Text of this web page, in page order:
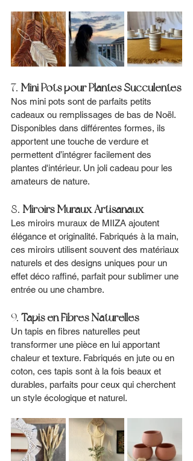
7. Mini Pots pour Plantes Succulentes
Nos mini pots sont de parfaits petits
cadeaux ou remplissages de bas de Noël.
Disponibles dans différentes formes, ils
apportent une touche de verdure et
permettent d’intégrer facilement des
plantes d'intérieur. Un joli cadeau pour les
amateurs de nature.
8. Miroirs Muraux Artisanaux
Les miroirs muraux de MIIZA ajoutent
élégance et originalité. Fabriqués à la main,
ces miroirs utilisent souvent des matériaux
naturels et des designs uniques pour un
effet déco raffiné, parfait pour sublimer une
entrée ou une chambre.
9. Tapis en Fibres Naturelles
Un tapis en fibres naturelles peut
transformer une pièce en lui apportant
chaleur et texture. Fabriqués en jute ou en
coton, ces tapis sont à la fois beaux et
durables, parfaits pour ceux qui cherchent
un style écologique et naturel.